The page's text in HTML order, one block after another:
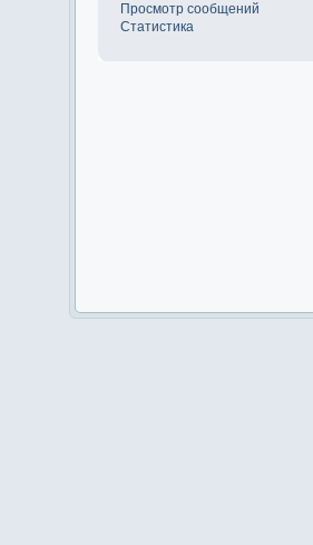
Просмотр сообщений
Статистика